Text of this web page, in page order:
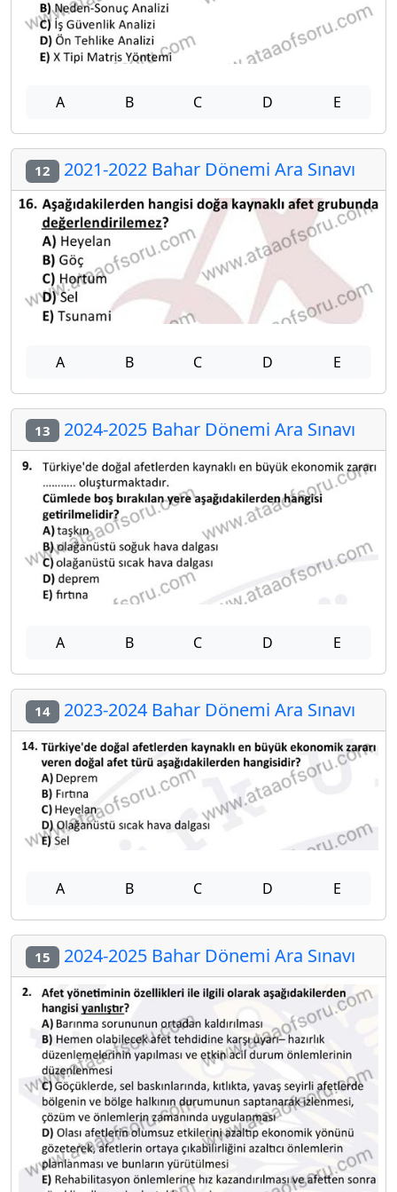
A B C D E
12 2021-2022 Bahar Dönemi Ara Sınavı
A B C D E
13 2024-2025 Bahar Dönemi Ara Sınavı
A B C D E
14 2023-2024 Bahar Dönemi Ara Sınavı
A B C D E
15 2024-2025 Bahar Dönemi Ara Sınavı